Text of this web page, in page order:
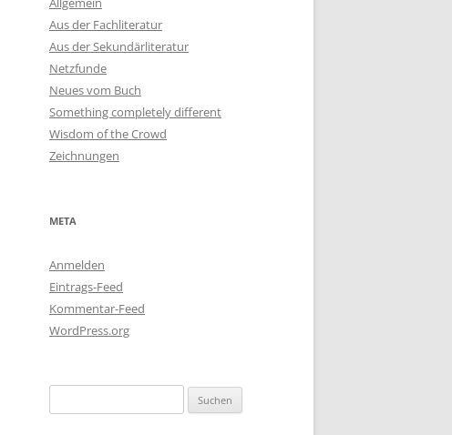
Aus der Fachliteratur
Aus der Sekundärliteratur
Netzfunde
Neues vom Buch
Something completely different
Wisdom of the Crowd
Zeichnungen
META
Anmelden
Eintrags-Feed
Kommentar-Feed
WordPress.org
nach: